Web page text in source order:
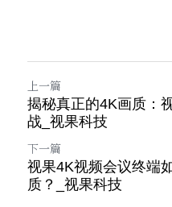
上一篇
揭秘真正的4K画质：
战_视果科技
下一篇
视果4K视频会议终端
质？_视果科技